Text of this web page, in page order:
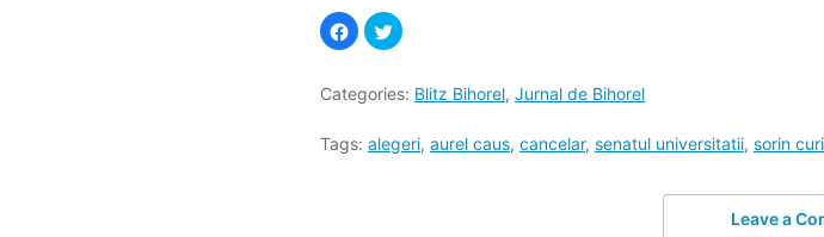
Categories: Blitz Bihorel, Jurnal de Bihorel
Tags: alegeri, aurel caus, cancelar, senatul universitatii, sorin
Leave a